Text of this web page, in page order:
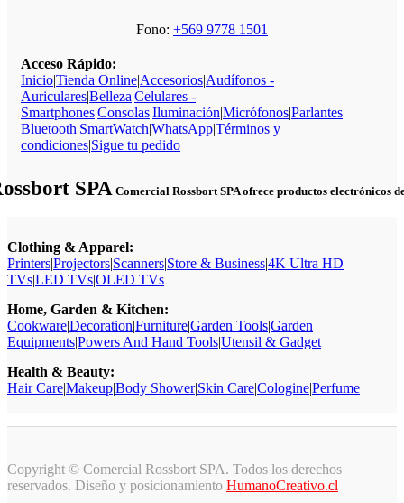
Fono: +569 9778 1501
Acceso Rápido:
Inicio|Tienda Online|Accesorios|Audífonos -
Auriculares|Belleza|Celulares -
Smartphones|Consolas|Iluminación|Micrófonos|Parlantes
Bluetooth|SmartWatch|WhatsApp|Términos y
condiciones|Sigue tu pedido
SPA Comercial Rossbort SPA ofrece productos electrónicos
Clothing & Apparel:
Printers|Projectors|Scanners|Store & Business|4K Ultra HD
TVs|LED TVs|OLED TVs
Home, Garden & Kitchen:
Cookware|Decoration|Furniture|Garden Tools|Garden
Equipments|Powers And Hand Tools|Utensil & Gadget
Health & Beauty:
Hair Care|Makeup|Body Shower|Skin Care|Cologine|Perfume
Copyright © Comercial Rossbort SPA. Todos los derechos
reservados. Diseño y posicionamiento HumanoCreativo.cl